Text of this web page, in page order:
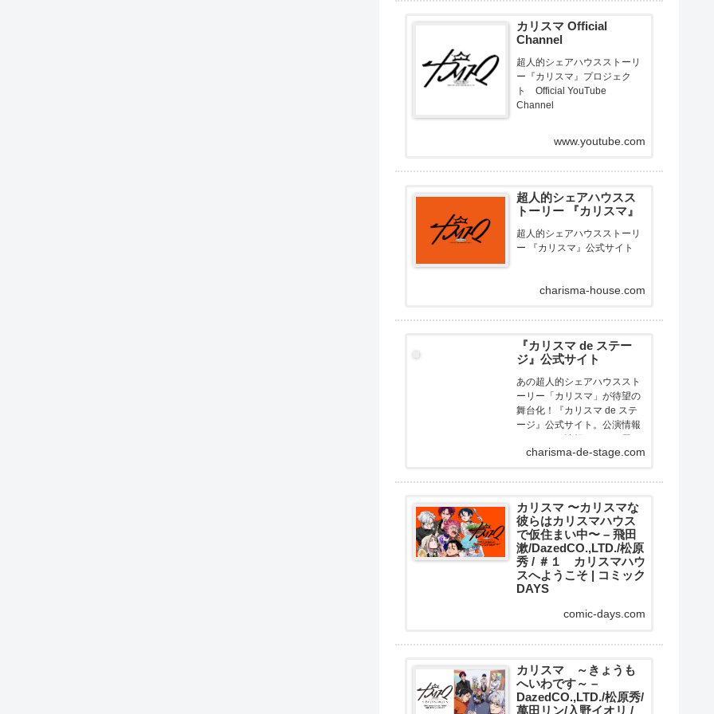
カリスマ Official
Channel
超人的シェアハウスストーリ
ー『カリスマ』プロジェク
ト Official YouTube
Channel
www.youtube.com
超人的シェアハウスス
トーリー 『カリスマ』
超人的シェアハウスストーリ
ー 『カリスマ』公式サイト
charisma-house.com
『カリスマ de ステー
ジ』公式サイト
あの超人的シェアハウススト
ーリー「カリスマ」が待望の
舞台化！『カリスマ de ステ
ージ』公式サイト。公演情報
します。
charisma-de-stage.com
カリスマ 〜カリスマな
彼らはカリスマハウス
で仮住まい中〜 – 飛田
漱/DazedCO.,LTD./松原
秀 / ＃１ カリスマハウ
スへようこそ | コミック
DAYS
大人気二次元キャラクターコ
ハウス。今日もカリスマな彼
らは己の中のカリスマ性を
日々見つめている。カリスマ
comic-days.com
カリスマ ～きょうも
へいわです～ –
DazedCO.,LTD./松原秀/
萬田リン/入野イオリ /